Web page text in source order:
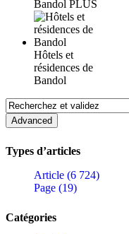
Bandol PLUS
Hôtels et
résidences de
Bandol
Types d’articles
Article (6 724)
Page (19)
Catégories